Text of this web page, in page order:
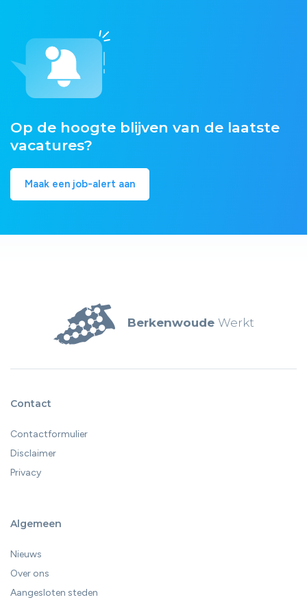
Op de hoogte blijven van de laatste
vacatures?
Maak een job-alert aan
Berkenwoude Werkt
Contact
Contactformulier
Disclaimer
Privacy
Algemeen
Nieuws
Over ons
Aangesloten steden